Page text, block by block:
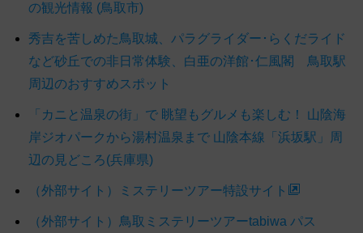
の観光情報 (鳥取市)
秀吉を苦しめた鳥取城、パラグライダー･らくだライド
など砂丘での非日常体験、白亜の洋館･仁風閣 鳥取駅
周辺のおすすめスポット
「カニと温泉の街」で 眺望もグルメも楽しむ！ 山陰海
岸ジオパークから湯村温泉まで 山陰本線「浜坂駅」周
辺の見どころ(兵庫県)
（外部サイト）ミステリーツアー特設サイト
（外部サイト）鳥取ミステリーツアーtabiwa パス